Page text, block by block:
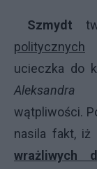
Szmydt
politycznych
ucieczka do
Aleksandra
wątpliwości.
nasila fakt, iż
wrażliwych